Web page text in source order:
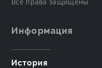
Информация
История